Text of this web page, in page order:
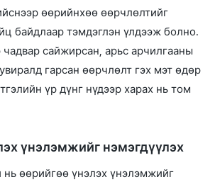
өөрийнхөө өөрчлөлтийг
байдлаар тэмдэглэн үлдээж болно.
сайжирсан, арьс арчилгааны
гарсан өөрчлөлт гэх мэт өдөр
үр дүнг нүдээр харах нь том
үнэлэмжийг нэмэгдүүлэх
нь өөрийгөө үнэлэх үнэлэмжийг